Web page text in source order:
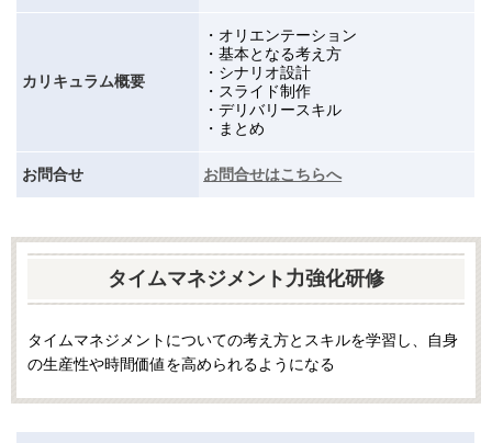
カリキュラム概要
・オリエンテーション
・基本となる考え方
・シナリオ設計
・スライド制作
・デリバリースキル
・まとめ
お問合せ お問合せはこちらへ
タイムマネジメント力強化研修
タイムマネジメントについての考え方とスキルを学習し、自身
の生産性や時間価値を高められるようになる